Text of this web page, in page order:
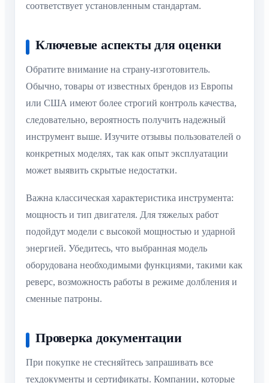
соответствует установленным стандартам.
Ключевые аспекты для оценки
Обратите внимание на страну-изготовитель.
Обычно, товары от известных брендов из Европы
или США имеют более строгий контроль качества,
следовательно, вероятность получить надежный
инструмент выше. Изучите отзывы пользователей о
конкретных моделях, так как опыт эксплуатации
может выявить скрытые недостатки.
Важна классическая характеристика инструмента:
мощность и тип двигателя. Для тяжелых работ
подойдут модели с высокой мощностью и ударной
энергией. Убедитесь, что выбранная модель
оборудована необходимыми функциями, такими как
реверс, возможность работы в режиме долбления и
сменные патроны.
Проверка документации
При покупке не стесняйтесь запрашивать все
техдокументы и сертификаты. Компании, которые